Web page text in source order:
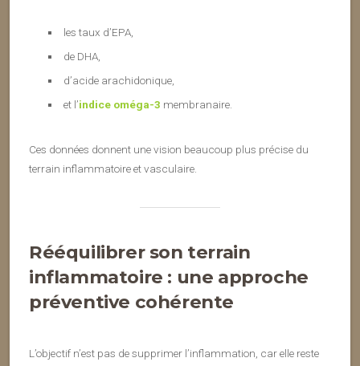
les taux d’EPA,
de DHA,
d’acide arachidonique,
et l’indice oméga-3 membranaire.
Ces données donnent une vision beaucoup plus précise du
terrain inflammatoire et vasculaire.
Rééquilibrer son terrain
inflammatoire : une approche
préventive cohérente
L’objectif n’est pas de supprimer l’inflammation, car elle reste